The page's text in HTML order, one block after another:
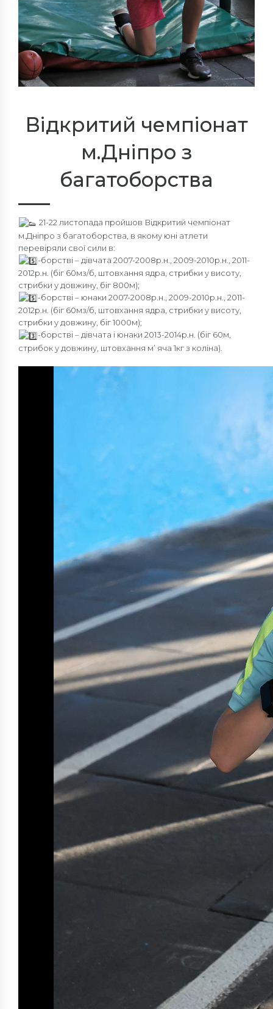
Відкритий чемпіонат
м.Дніпро з
багатоборства
21-22 листопада пройшов Відкритий чемпіонат
м.Дніпро з багатоборства, в якому юні атлети
перевіряли свої сили в:
-борстві – дівчата 2007-2008р.н., 2009-2010р.н., 2011-
2012р.н. (біг 60мз/б, штовхання ядра, стрибки у висоту,
стрибки у довжину, біг 800м);
-борстві – юнаки 2007-2008р.н., 2009-2010р.н., 2011-
2012р.н. (біг 60мз/б, штовхання ядра, стрибки у висоту,
стрибки у довжину, біг 1000м);
-борстві – дівчата і юнаки 2013-2014р.н. (біг 60м,
стрибок у довжину, штовхання м’ яча 1кг з коліна).